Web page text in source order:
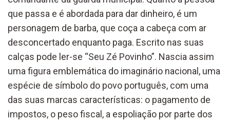
que passa e é abordada para dar dinheiro, é um
personagem de barba, que coça a cabeça com ar
desconcertado enquanto paga. Escrito nas suas
calças pode ler-se “Seu Zé Povinho”. Nascia assim
uma figura emblemática do imaginário nacional, uma
espécie de símbolo do povo português, com uma
das suas marcas características: o pagamento de
impostos, o peso fiscal, a espoliação por parte dos